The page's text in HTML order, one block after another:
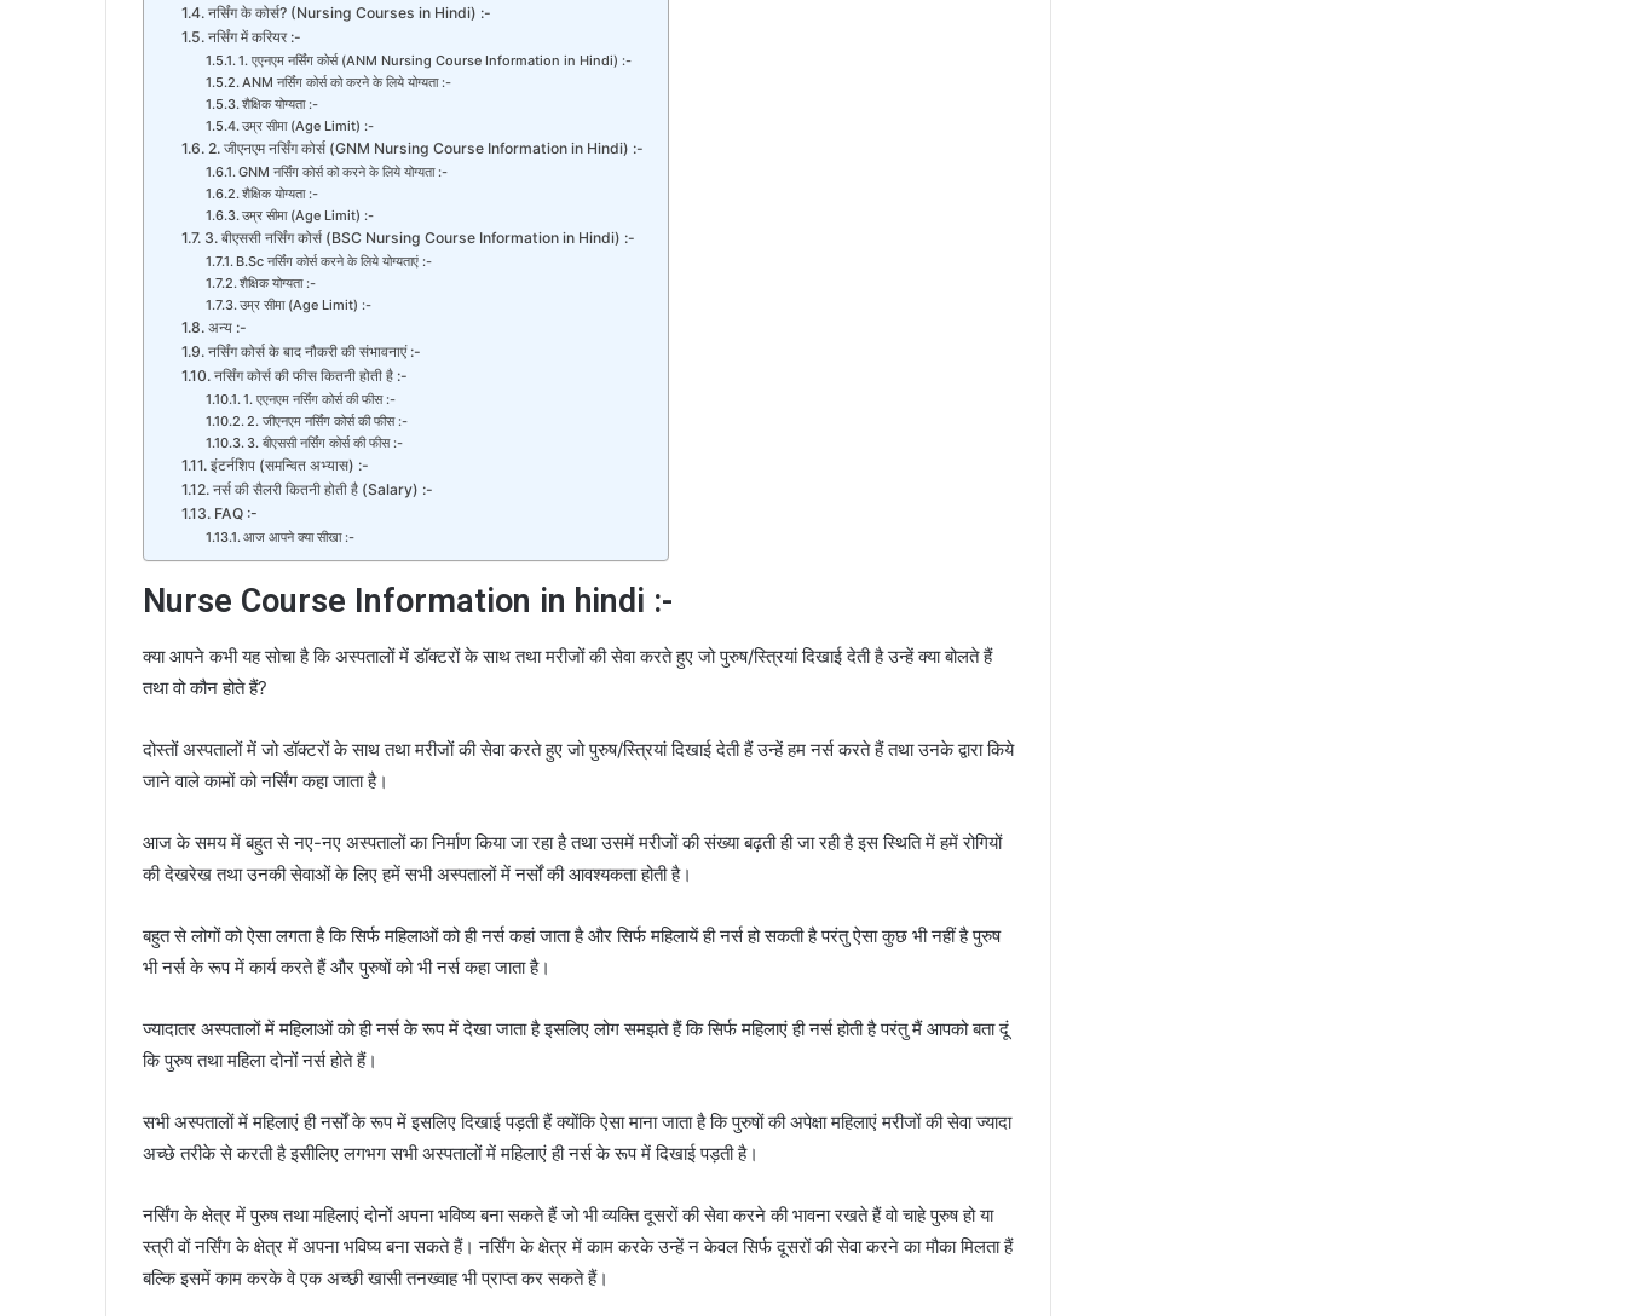
नर्सिंग के कोर्स? (Nursing Courses in Hindi) :-
नर्सिंग में करियर :-
1. एएनएम नर्सिंग कोर्स (ANM Nursing Course Information in Hindi) :-
ANM नर्सिंग कोर्स को करने के लिये योग्यता :-
शैक्षिक योग्यता :-
उम्र सीमा (Age Limit) :-
2. जीएनएम नर्सिंग कोर्स (GNM Nursing Course Information in Hindi) :-
GNM नर्सिंग कोर्स को करने के लिये योग्यता :-
शैक्षिक योग्यता :-
उम्र सीमा (Age Limit) :-
3. बीएससी नर्सिंग कोर्स (BSC Nursing Course Information in Hindi) :-
B.Sc नर्सिंग कोर्स करने के लिये योग्यताएं :-
शैक्षिक योग्यता :-
उम्र सीमा (Age Limit) :-
अन्य :-
नर्सिंग कोर्स के बाद नौकरी की संभावनाएं :-
नर्सिंग कोर्स की फीस कितनी होती है :-
1. एएनएम नर्सिंग कोर्स की फीस :-
2. जीएनएम नर्सिंग कोर्स की फीस :-
3. बीएससी नर्सिंग कोर्स की फीस :-
इंटर्नशिप (समन्वित अभ्यास) :-
नर्स की सैलरी कितनी होती है (Salary) :-
FAQ :-
आज आपने क्या सीखा :-
Nurse Course Information in hindi :-
क्या आपने कभी यह सोचा है कि अस्पतालों में डॉक्टरों के साथ तथा मरीजों की सेवा करते हुए जो पुरुष/स्त्रियां दिखाई देती है उन्हें क्या बोलते हैं
तथा वो कौन होते हैं?
दोस्तों अस्पतालों में जो डॉक्टरों के साथ तथा मरीजों की सेवा करते हुए जो पुरुष/स्त्रियां दिखाई देती हैं उन्हें हम नर्स करते हैं तथा उनके द्वारा किये
जाने वाले कामों को नर्सिंग कहा जाता है।
आज के समय में बहुत से नए-नए अस्पतालों का निर्माण किया जा रहा है तथा उसमें मरीजों की संख्या बढ़ती ही जा रही है इस स्थिति में हमें रोगियों
की देखरेख तथा उनकी सेवाओं के लिए हमें सभी अस्पतालों में नर्सों की आवश्यकता होती है।
बहुत से लोगों को ऐसा लगता है कि सिर्फ महिलाओं को ही नर्स कहां जाता है और सिर्फ महिलायें ही नर्स हो सकती है परंतु ऐसा कुछ भी नहीं है पुरुष
भी नर्स के रूप में कार्य करते हैं और पुरुषों को भी नर्स कहा जाता है।
ज्यादातर अस्पतालों में महिलाओं को ही नर्स के रूप में देखा जाता है इसलिए लोग समझते हैं कि सिर्फ महिलाएं ही नर्स होती है परंतु मैं आपको बता दूं
कि पुरुष तथा महिला दोनों नर्स होते हैं।
सभी अस्पतालों में महिलाएं ही नर्सों के रूप में इसलिए दिखाई पड़ती हैं क्योंकि ऐसा माना जाता है कि पुरुषों की अपेक्षा महिलाएं मरीजों की सेवा ज्यादा
अच्छे तरीके से करती है इसीलिए लगभग सभी अस्पतालों में महिलाएं ही नर्स के रूप में दिखाई पड़ती है।
नर्सिंग के क्षेत्र में पुरुष तथा महिलाएं दोनों अपना भविष्य बना सकते हैं जो भी व्यक्ति दूसरों की सेवा करने की भावना रखते हैं वो चाहे पुरुष हो या
स्त्री वों नर्सिंग के क्षेत्र में अपना भविष्य बना सकते हैं। नर्सिंग के क्षेत्र में काम करके उन्हें न केवल सिर्फ दूसरों की सेवा करने का मौका मिलता हैं
बल्कि इसमें काम करके वे एक अच्छी खासी तनख्वाह भी प्राप्त कर सकते हैं।